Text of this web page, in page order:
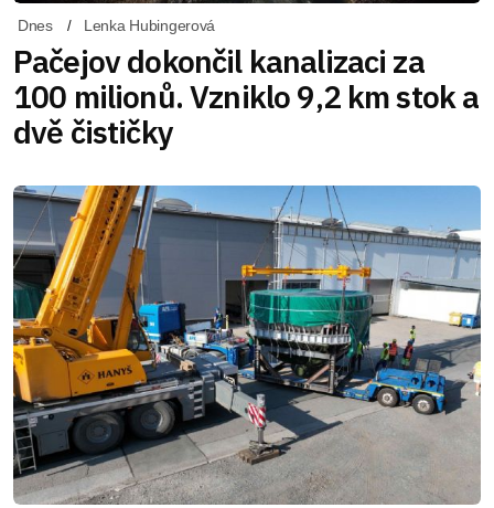
Dnes Lenka Hubingerová
Pačejov dokončil kanalizaci za
100 milionů. Vzniklo 9,2 km stok a
dvě čističky